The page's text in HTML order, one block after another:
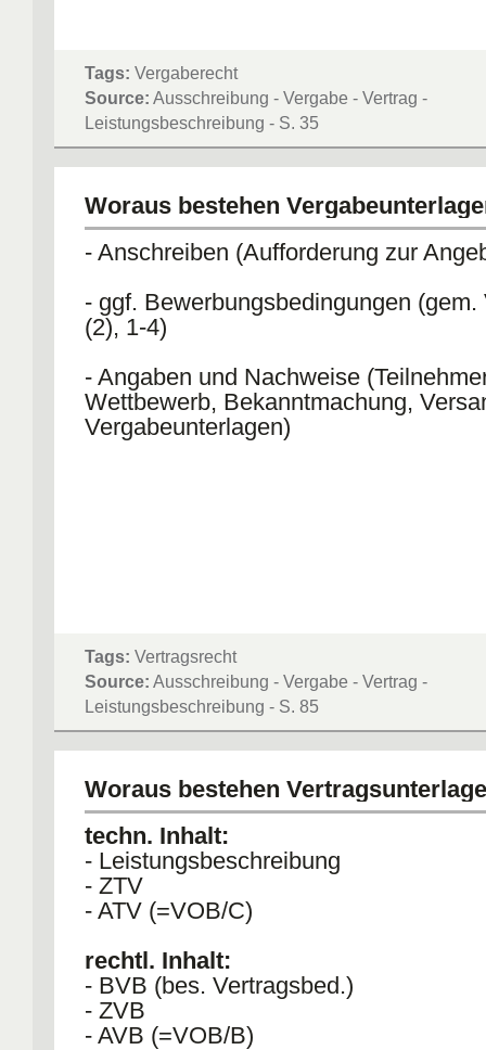
Tags: Vergaberecht
Source: Ausschreibung - Vergabe - Vertrag -
Leistungsbeschreibung - S. 35
Woraus bestehen
- Anschreiben (Aufforderung zur
- ggf. Bewerbungsbedingungen (gem.
(2), 1-4)
- Angaben und Nachweise
Wettbewerb, Bekanntmachung,
Vergabeunterlagen)
Tags: Vertragsrecht
Source: Ausschreibung - Vergabe - Vertrag -
Leistungsbeschreibung - S. 85
Woraus bestehen
techn. Inhalt:
- Leistungsbeschreibung
- ZTV
- ATV (=VOB/C)
rechtl. Inhalt:
- BVB (bes. Vertragsbed.)
- ZVB
- AVB (=VOB/B)